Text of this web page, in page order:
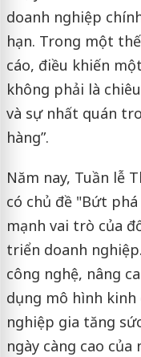
doanh nghiệp
hạn. Trong một
cáo, điều khiến
không phải là
và sự nhất quán
hàng”.
Năm nay, Tuần lễ
có chủ đề "Bứt
mạnh vai trò của
triển doanh
công nghệ, nâng
dụng mô hình
nghiệp gia tăng
ngày càng cao